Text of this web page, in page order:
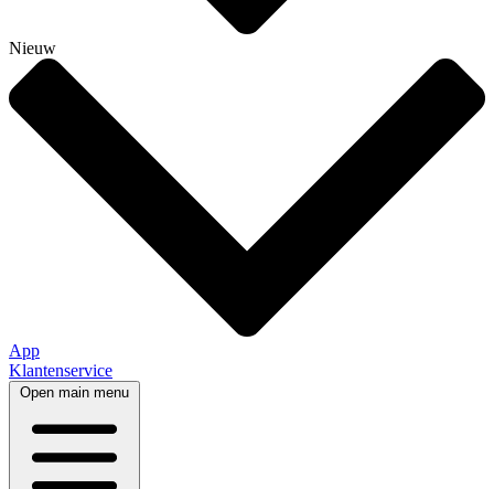
Nieuw
App
Klantenservice
Open main menu